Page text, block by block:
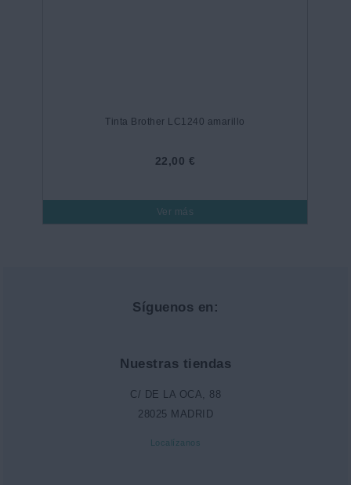
Tinta Brother LC1240 amarillo
22,00 €
Ver más
Síguenos en:
Nuestras tiendas
C/ DE LA OCA, 88
28025 MADRID
Localízanos